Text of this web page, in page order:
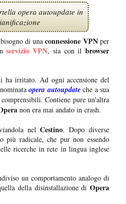
opera autoupdate in
di unaconnessione VPNper
servizio VPN, sia con il browser
ha irritato. Ad ogni accensione del
opera autoupdateche a sua
Contiene pure un'altra
non era mai andato in crash.
nelCestino. Dopo diverse
radicale, che pur non essendo
ricerche in rete in lingua inglese
un comportamento analogo di
della disinstallazione di Opera